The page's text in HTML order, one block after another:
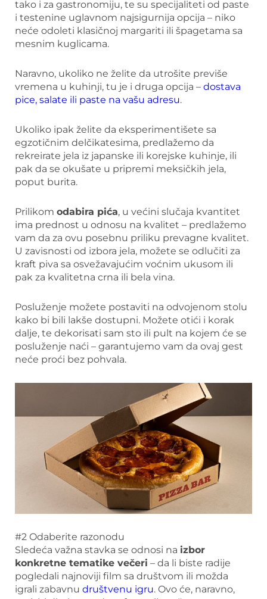
tako i za gastronomiju, te su specijaliteti od paste
i testenine uglavnom najsigurnija opcija – niko
neće odoleti klasičnoj margariti ili špagetama sa
mesnim kuglicama.
Naravno, ukoliko ne želite da utrošite previše
vremena u kuhinji, tu je i druga opcija – dostava
pice, salate ili paste na vašu adresu.
Ukoliko ipak želite da eksperimentišete sa
egzotičnim delčikatesima, predlažemo da
rekreirate jela iz japanske ili korejske kuhinje, ili
pak da se okušate u pripremi meksičkih jela,
poput burita.
Prilikom odabira pića, u većini slučaja kvantitet
ima prednost u odnosu na kvalitet – predlažemo
vam da za ovu posebnu priliku prevagne kvalitet.
U zavisnosti od izbora jela, možete se odlučiti za
kraft piva sa osvežavajućim voćnim ukusom ili
pak za kvalitetna crna ili bela vina.
Posluženje možete postaviti na odvojenom stolu
kako bi bili lakše dostupni. Možete otići i korak
dalje, te dekorisati sam sto ili pult na kojem će se
posluženje naći – garantujemo vam da ovaj gest
neće proći bez pohvala.
#2 Odaberite razonodu
Sledeća važna stavka se odnosi na izbor
konkretne tematike večeri – da li biste radije
pogledali najnoviji film sa društvom ili možda
igrali zabavnu društvenu igru. Ovo će, naravno,